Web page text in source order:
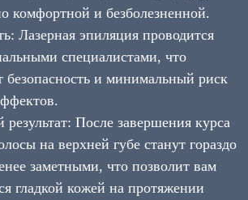
комфортной и безболезненной.
Лазерная эпиляция проводится
специалистами, что
безопасность и минимальный риск
результат: После завершения курса
на верхней губе станут гораздо
заметными, что позволит вам
гладкой кожей на протяжении